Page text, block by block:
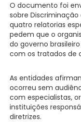
O documento foi
sobre
quatro relatorias
pedem que o
do governo
com os tratados de
As entidades
ocorreu sem
com especialistas,
instituições
diretrizes.